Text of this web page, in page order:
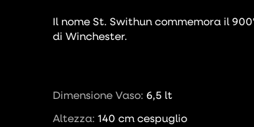
Il nome St. Swithun commemora il
di Winchester.
Dimensione Vaso:6,5 lt
Altezza:140 cm cespuglio